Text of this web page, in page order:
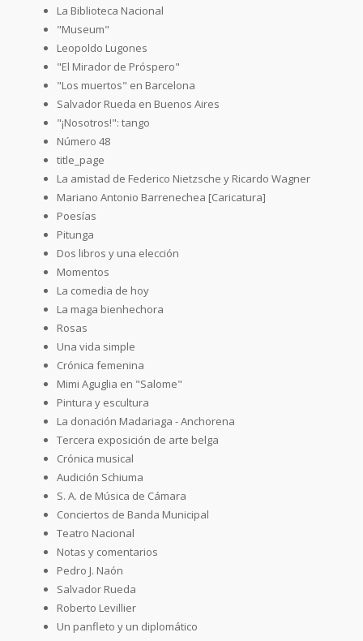
La Biblioteca Nacional
"Museum"
Leopoldo Lugones
"El Mirador de Próspero"
"Los muertos" en Barcelona
Salvador Rueda en Buenos Aires
"¡Nosotros!": tango
Número 48
title_page
La amistad de Federico Nietzsche y Ricardo Wagner
Mariano Antonio Barrenechea [Caricatura]
Poesías
Pitunga
Dos libros y una elección
Momentos
La comedia de hoy
La maga bienhechora
Rosas
Una vida simple
Crónica femenina
Mimi Aguglia en "Salome"
Pintura y escultura
La donación Madariaga - Anchorena
Tercera exposición de arte belga
Crónica musical
Audición Schiuma
S. A. de Música de Cámara
Conciertos de Banda Municipal
Teatro Nacional
Notas y comentarios
Pedro J. Naón
Salvador Rueda
Roberto Levillier
Un panfleto y un diplomático